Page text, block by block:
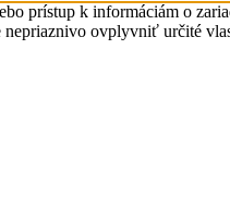
prístup k informáciám o
nepriaznivo ovplyvniť určité